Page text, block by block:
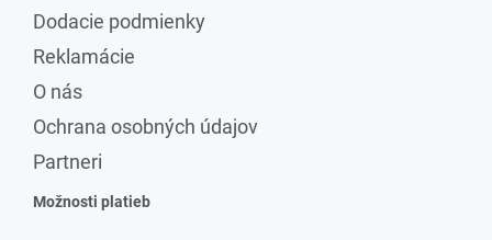
Dodacie podmienky
Reklamácie
O nás
Ochrana osobných údajov
Partneri
Možnosti platieb